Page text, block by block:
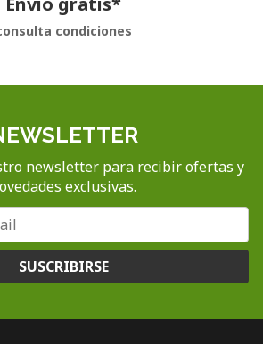
condiciones
newsletter para recibir ofertas y
exclusivas.
SUSCRIBIRSE